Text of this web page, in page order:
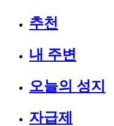
추천
내 주변
오늘의 성지
자급제